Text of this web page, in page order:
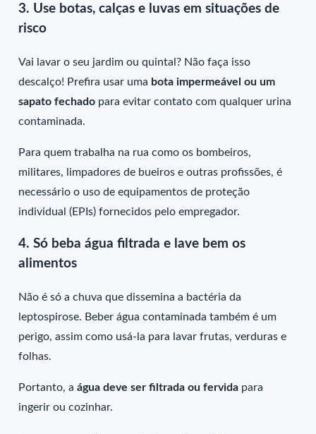
3. Use botas, calças e luvas em situações de
risco
Vai lavar o seu jardim ou quintal? Não faça isso
descalço! Prefira usar uma bota impermeável ou um
sapato fechado para evitar contato com qualquer urina
contaminada.
Para quem trabalha na rua como os bombeiros,
militares, limpadores de bueiros e outras profissões, é
necessário o uso de equipamentos de proteção
individual (EPIs) fornecidos pelo empregador.
4.Só beba água filtrada e lave bem os
alimentos
Não é só a chuva que dissemina a bactéria da
leptospirose. Beber água contaminada também é um
perigo, assim como usá-la para lavar frutas, verduras e
folhas.
Portanto, aágua deve ser filtrada ou fervida para
ingerir ou cozinhar.